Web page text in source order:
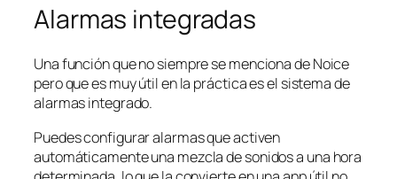
Alarmas integradas
Una función que no siempre se menciona de Noice
pero que es muy útil en la práctica es el sistema de
alarmas integrado.
Puedes configurar alarmas que activen
automáticamente una mezcla de sonidos a una hora